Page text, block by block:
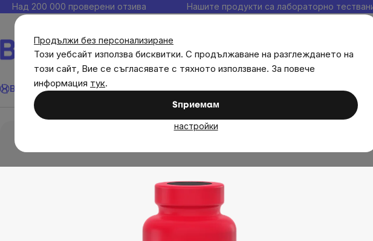
Продължи без персонализиране
Този уебсайт използва бисквитки. С продължаване на разглеждането на
този сайт, Вие се съгласявате с тяхното използване. За повече
информация тук.
Sпpиeмaм
настройки
Прескочи
към
съдържанието
Над 200 000 проверени отзива Нашите продукти са лабораторно
Моите
Brainmax Имунитет Акции💪 WomenPowerЦелиДиетични добавки
Енервит Солени капсули,